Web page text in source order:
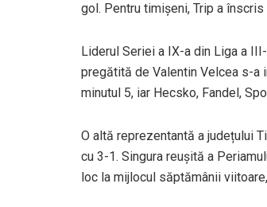
gol. Pentru timișeni, Trip a
Liderul Seriei a IX-a din Liga a
pregătită de Valentin Velcea s-a
minutul 5, iar Hecsko, Fandel,
O altă reprezentantă a județului
cu 3-1. Singura reușită a
loc la mijlocul săptămânii